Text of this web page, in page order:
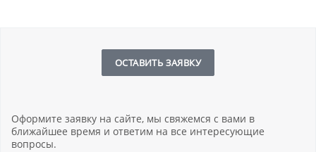
ОСТАВИТЬ ЗАЯВКУ
Оформите заявку на сайте, мы свяжемся с вами в
ближайшее время и ответим на все интересующие
вопросы.